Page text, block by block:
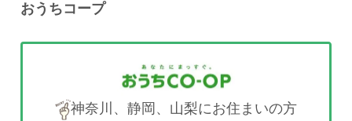
おうちコープ
神奈川、静岡、山梨にお住まいの方